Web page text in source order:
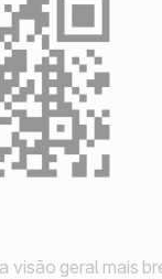
visão geral mais